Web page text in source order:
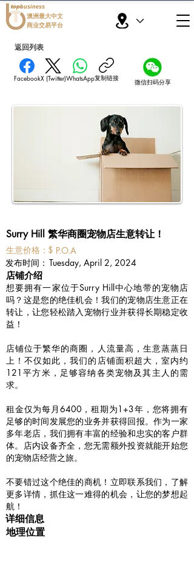
topbusiness
澳洲最大中文
商业交易平台
返回列表
微信扫码分享
FacebookX (Twitter)WhatsApp复制链接
Surry Hill 繁华商圈宠物店生意转让！
$
​生意价格：
P.O.A
​发布时间： Tuesday, April 2, 2024
​店铺介绍
想要拥有一家位于Surry Hill中心地带的宠物店
吗？这是您的绝佳机会！我们的宠物店生意正在
转让，让您轻松踏入宠物行业并获得长期稳定收
益！
店铺位于繁华的商圈，人流量高，生意蒸蒸日
上！不仅如此，我们的店铺面积超大，室内约
121平方米，足够容纳各类宠物及其主人的需
求。
租金仅为每月6400，租期为1+3年，您将拥有
足够的时间发展您的业务并获得回报。作为一家
多年老店，我们拥有丰富的经验和忠实的客户群
体。店内设备齐全，您无需额外投资就能开始您
的宠物店经营之旅。
不要错过这个绝佳的商机！立即联系我们，了解
更多详情，抓住这一难得的机会，让您的梦想起
航！
详细信息
地理位置